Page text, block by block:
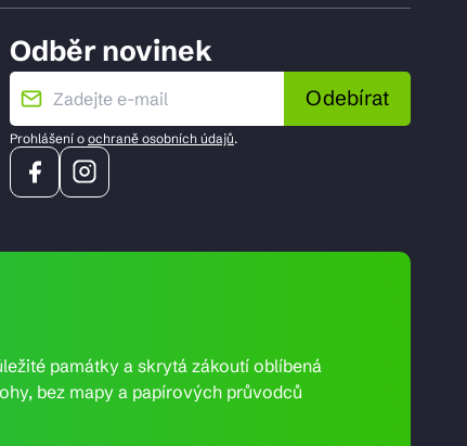
Odběr novinek
Odebírat
Prohlášení o ochraně osobních údajů.
památky a skrytá zákoutí oblíbená
bez mapy a papírových průvodců